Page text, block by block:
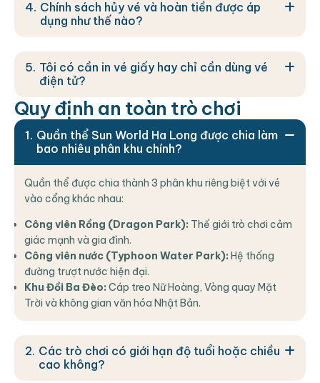
Chính sách hủy vé và hoàn tiền được áp
dụng như thế nào?
Tôi có cần in vé giấy hay chỉ cần dùng vé
điện tử?
Quyđịnh an toàn trò chơi
Quần thể Sun World Ha Long được chia làm
bao nhiêu phân khu chính?
Quần thể được chia thành 3 phân khu riêng biệt với vé
vào cổng khác nhau:
Công viên Rồng (Dragon Park): Thế giới trò chơi cảm
giác mạnh và gia đình.
Công viên nước (Typhoon Water Park): Hệ thống
đường trượt nước hiện đại.
Khu Đồi Ba Đèo: Cáp treo Nữ Hoàng, Vòng quay Mặt
Trời và không gian văn hóa Nhật Bản.
Các trò chơi có giới hạn độ tuổi hoặc chiều
cao không?